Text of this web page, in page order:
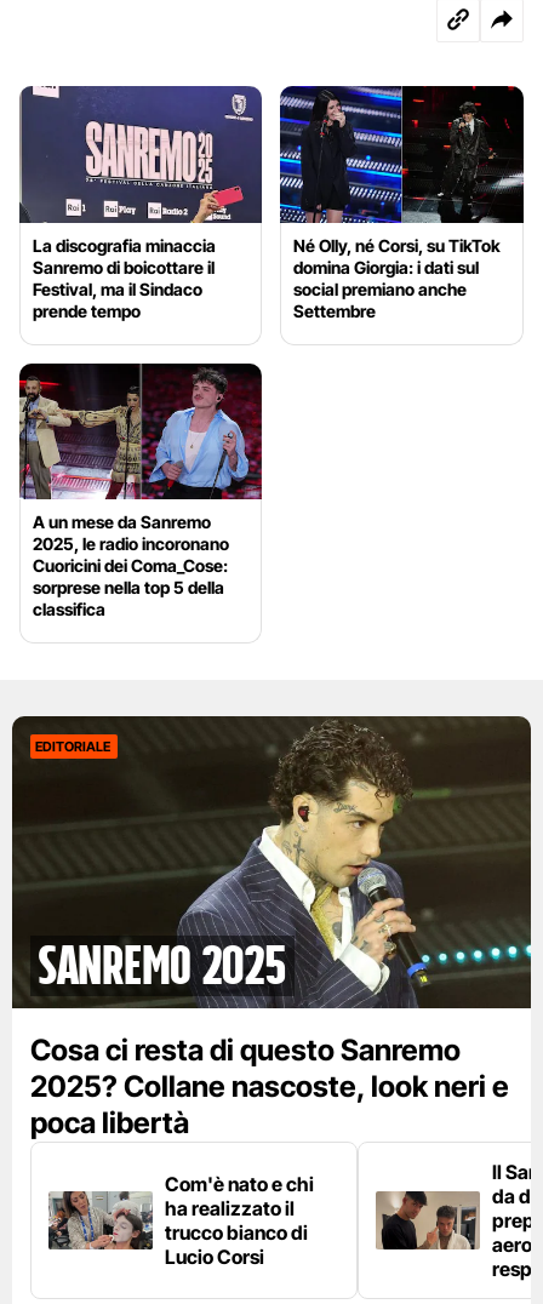
La discografia minaccia
Sanremo di boicottare il
Festival, ma il Sindaco
prende tempo
Né Olly, né Corsi, su TikTok
domina Giorgia: i dati sul
social premiano anche
Settembre
A un mese da Sanremo
2025, le radio incoronano
Cuoricini dei Coma_Cose:
sorprese nella top 5 della
classifica
EDITORIALE
Sanremo 2025
Cosa ci resta di questo Sanremo
2025? Collane nascoste, look neri e
poca libertà
Com'è nato e chi
ha realizzato il
trucco bianco di
Lucio Corsi
Il
da